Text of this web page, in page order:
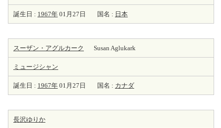
誕生日 : 1967年 01月27日 国名 : 日本
スーザン・アグルカーク Susan Aglukark
ミュージシャン
誕生日 : 1967年 01月27日 国名 : カナダ
長沢ゆりか